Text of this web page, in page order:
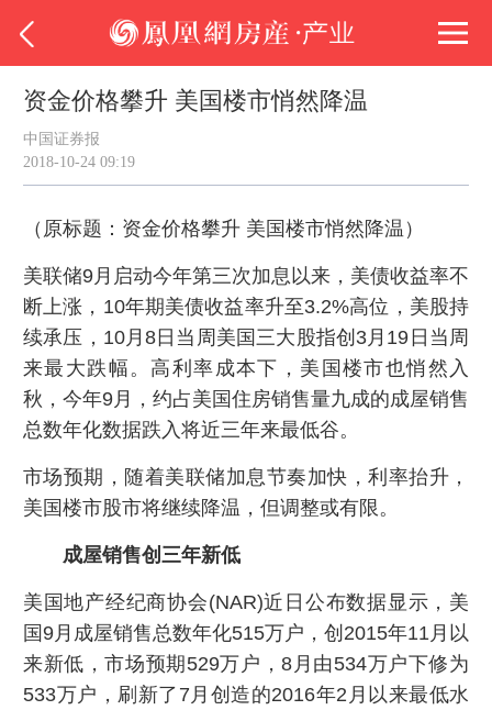
资金价格攀升 美国楼市悄然降温
中国证券报
2018-10-24 09:19
（原标题：资金价格攀升 美国楼市悄然降温）
美联储9月启动今年第三次加息以来，美债收益率不
断上涨，10年期美债收益率升至3.2%高位，美股持
续承压，10月8日当周美国三大股指创3月19日当周
来最大跌幅。高利率成本下，美国楼市也悄然入
秋，今年9月，约占美国住房销售量九成的成屋销售
总数年化数据跌入将近三年来最低谷。
市场预期，随着美联储加息节奏加快，利率抬升，
美国楼市股市将继续降温，但调整或有限。
成屋销售创三年新低
美国地产经纪商协会(NAR)近日公布数据显示，美
国9月成屋销售总数年化515万户，创2015年11月以
来新低，市场预期529万户，8月由534万户下修为
533万户，刷新了7月创造的2016年2月以来最低水